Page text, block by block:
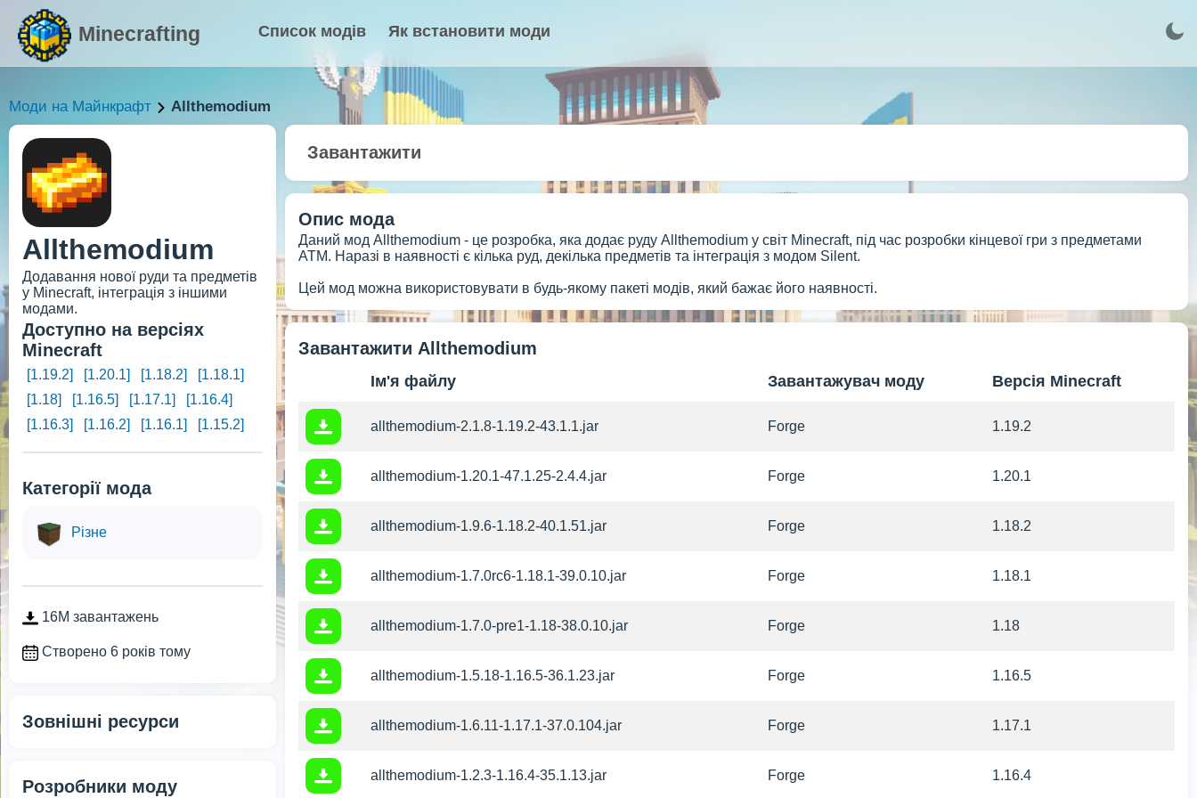
Minecrafting Список модів Як встановити моди
Моди на Майнкрафт Allthemodium
Allthemodium
Додавання нової руди та предметів
у Minecraft, інтеграція з іншими
модами.
Доступно на версіях
Minecraft
[1.19.2] [1.20.1] [1.18.2]
[1.18.1]
[1.18]
[1.16.5] [1.17.1]
[1.16.4]
[1.16.3]
[1.16.2] [1.16.1] [1.15.2]
Категорії мода
Різне
16M завантажень
Створено 6 років тому
Зовнішні ресурси
Розробники моду
Завантажити
Опис мода
Даний мод Allthemodium - це розробка, яка додає руду Allthemodium у світ Minecraft, під час розробки кінцевої гри з предметами
ATM. Наразі в наявності є кілька руд, декілька предметів та інтеграція з модом Silent.
Цей мод можна використовувати в будь-якому пакеті модів, який бажає його наявності.
Завантажити Allthemodium
Ім'я файлу Завантажувач моду Версія Minecraft
allthemodium-2.1.8-1.19.2-43.1.1.jar Forge 1.19.2
allthemodium-1.20.1-47.1.25-2.4.4.jar Forge 1.20.1
allthemodium-1.9.6-1.18.2-40.1.51.jar Forge 1.18.2
allthemodium-1.7.0rc6-1.18.1-39.0.10.jar Forge 1.18.1
allthemodium-1.7.0-pre1-1.18-38.0.10.jar Forge 1.18
allthemodium-1.5.18-1.16.5-36.1.23.jar Forge 1.16.5
allthemodium-1.6.11-1.17.1-37.0.104.jar Forge 1.17.1
allthemodium-1.2.3-1.16.4-35.1.13.jar Forge 1.16.4